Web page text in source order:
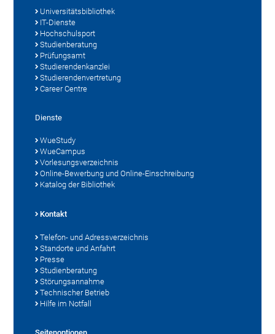
Universitätsbibliothek
IT-Dienste
Hochschulsport
Studienberatung
Prüfungsamt
Studierendenkanzlei
Studierendenvertretung
Career Centre
Dienste
WueStudy
WueCampus
Vorlesungsverzeichnis
Online-Bewerbung und Online-Einschreibung
Katalog der Bibliothek
Kontakt
Telefon- und Adressverzeichnis
Standorte und Anfahrt
Presse
Studienberatung
Störungsannahme
Technischer Betrieb
Hilfe im Notfall